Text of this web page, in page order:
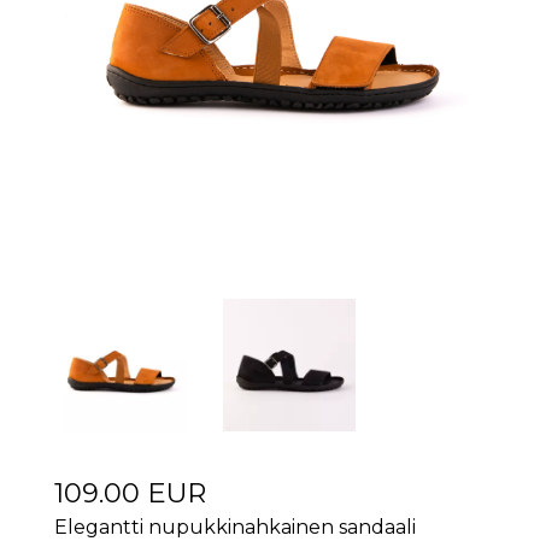
109.00 EUR
Elegantti nupukkinahkainen sandaali